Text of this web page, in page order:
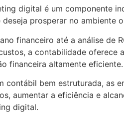
digital é um componente
prosperar no ambiente
financeiro até a análise de
a contabilidade oferece
financeira altamente eficiente.
contábil bem estruturada, as
aumentar a eficiência e
digital.